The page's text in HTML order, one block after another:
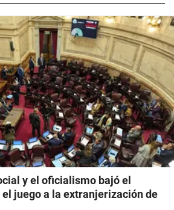
y el oficialismo bajó el
juego a la extranjerización de